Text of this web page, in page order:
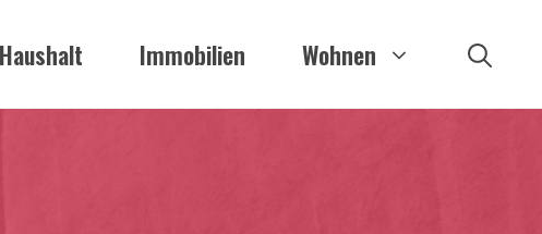
Haushalt Immobilien Wohnen